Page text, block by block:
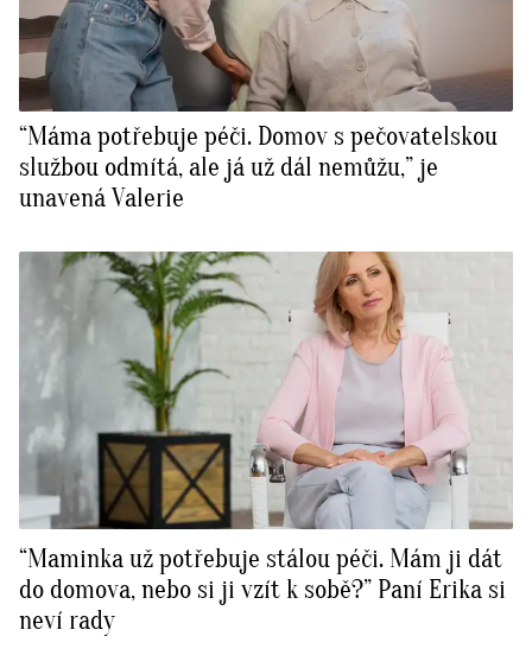
“Máma potřebuje péči. Domov s pečovatelskou
službou odmítá, ale já už dál nemůžu,” je
unavená Valerie
“Maminka už potřebuje stálou péči. Mám ji dát
do domova, nebo si ji vzít k sobě?” Paní Erika si
neví rady